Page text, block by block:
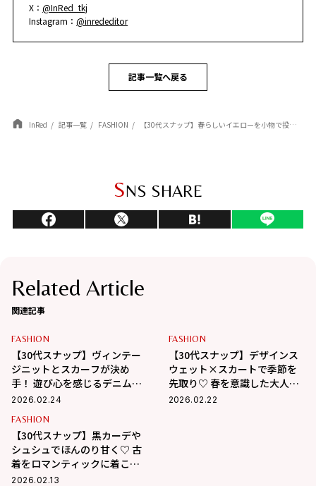
X：@InRed_tkj
Instagram：@inrededitor
記事一覧へ戻る
InRed 記事一覧 FASHION 【30代スナップ】春らしいイエローを小物で投入！ 「PUR」のスウェットトップスで軽やかに仕上げたコーデ
SNS SHARE
Related Article
関連記事
FASHION
【30代スナップ】ヴィンテー
ジニットとスカーフが決め
手！ 遊び心を感じるデニムコ
ーデ
2026.02.24
FASHION
【30代スナップ】デザインス
ウェット×スカートで季節を
先取り♡ 春を意識した大人の
カジュアルガーリー
2026.02.22
FASHION
【30代スナップ】黒カーデや
シュシュでほんのり甘く♡ 古
着をロマンティックに着こな
す方法
2026.02.13